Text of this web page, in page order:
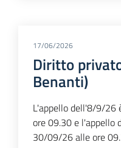
17/06/2026
Diritto
Benanti)
L'appello dell'8/9/
ore 09.30 e
30/09/26 alle ore